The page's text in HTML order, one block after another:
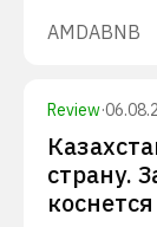
AMDABNB
Review·
страну.
коснется